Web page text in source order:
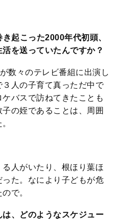
起こった2000年代初頭、
を送っていたんですか？
数々のテレビ番組に出演し
人の子育て真っただ中で
バスで訪ねてきたことも
の姪であることは、周囲
人がいたり、根ほり葉ほ
た。なにより子どもが危
で。
、どのようなスケジュー